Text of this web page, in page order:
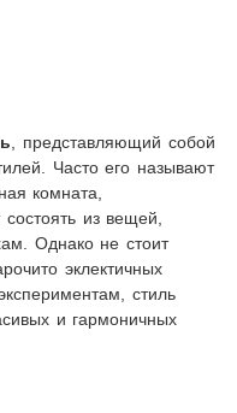
, представляющий собой
Часто его называют
комната,
из вещей,
Однако не стоит
эклектичных
стиль
и гармоничных